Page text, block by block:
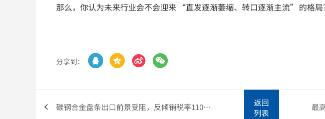
那么，你认为未来行业会不会迎来 “直发逐渐萎缩、转口逐渐主流” 的格局
分享到：    
碳钢合金盘条出口前景受阻，反倾销税率110.25%引发市场担
返回
列表